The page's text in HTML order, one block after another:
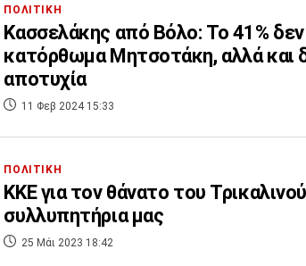
ΠΟΛΙΤΙΚΗ
Κασσελάκης από Βόλο: Το 41% δεν
κατόρθωμα Μητσοτάκη, αλλά και
αποτυχία
11 Φεβ 2024 15:33
ΠΟΛΙΤΙΚΗ
KKE για τον θάνατο του
συλλυπητήρια μας
25 Μάι 2023 18:42